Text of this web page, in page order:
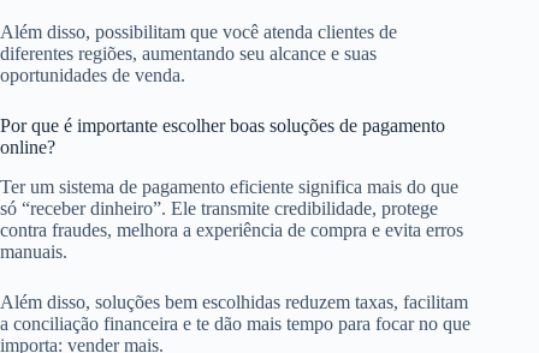
Além disso, possibilitam que você atenda clientes de
diferentes regiões, aumentando seu alcance e suas
oportunidades de venda.
Por que é importante escolher boas soluções de pagamento
online?
Ter um sistema de pagamento eficiente significa mais do que
só “receber dinheiro”. Ele transmite credibilidade, protege
contra fraudes, melhora a experiência de compra e evita erros
manuais.
Além disso, soluções bem escolhidas reduzem taxas, facilitam
a conciliação financeira e te dão mais tempo para focar no que
importa: vender mais.